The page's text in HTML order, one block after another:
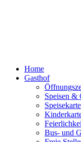
Home
Gasthof
Speisen &
Speisekarte
Bus- und